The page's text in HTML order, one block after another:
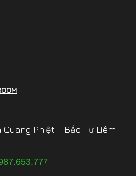
Quang Phiệt - Bắc Từ Liêm -